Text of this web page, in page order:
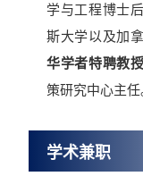
学与工程博士
斯大学以及加
华学者特聘教授
策研究中心主任
学术兼职